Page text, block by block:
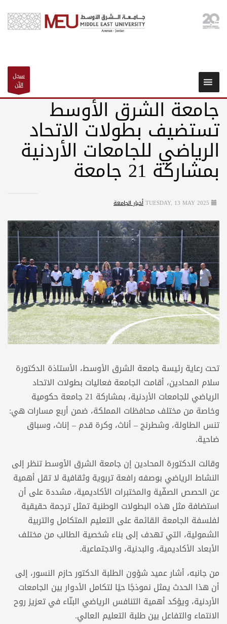
سجل
الآن
جامعة الشرق الأوسط
تستضيف بطولات الاتحاد
الرياضي للجامعات الأردنية
بمشاركة 21 جامعة
TUESDAY, 13 MAY 2025أخبار الجامعة
تحت رعاية رئيسة جامعة الشرق الأوسط، الأستاذة الدكتورة
سلام المحادين، أقامت الجامعة فعاليات بطولات الاتحاد
الرياضي للجامعات الأردنية، بمشاركة 21 جامعة حكومية
وخاصة من مختلف محافظات المملكة، ضمن أربع مسارات هي:
تنس الطاولة، وشطرنج – أناث، وكرة قدم – إناث، وسباق
ضاحية.
وقالت الدكتورة المحادين إن جامعة الشرق الأوسط تنظر إلى
النشاط الرياضي بوصفه رافعة تربوية وثقافية لا تقل أهمية
عن الحصص الصفّية والمختبرات الأكاديمية، مشددة على أن
استضافة مثل هذه البطولات الوطنية تمثل ترجمة حقيقية
لفلسفة الجامعة القائمة على التعليم المتكامل والتربية
الشمولية، التي تهدف إلى بناء شخصية الطالب من مختلف
الأبعاد الأكاديمية، والبدنية، والاجتماعية.
من جانبه، أشار عميد شؤون الطلبة الدكتور حازم النسور، إلى
أن هذا الحدث يمثل نموذجًا حيًا لتكامل الأدوار بين الجامعات
الأردنية، ويؤكد أهمية التنافس الرياضي البنّاء في تعزيز روح
الانتماء والتفاعل بين طلبة التعليم العالي.